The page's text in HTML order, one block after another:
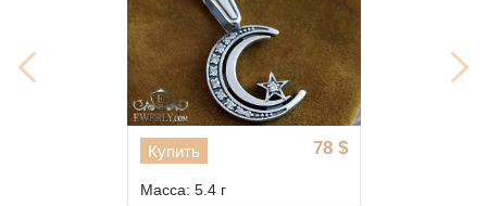
78 $
Купить
Масса: 5.4 г